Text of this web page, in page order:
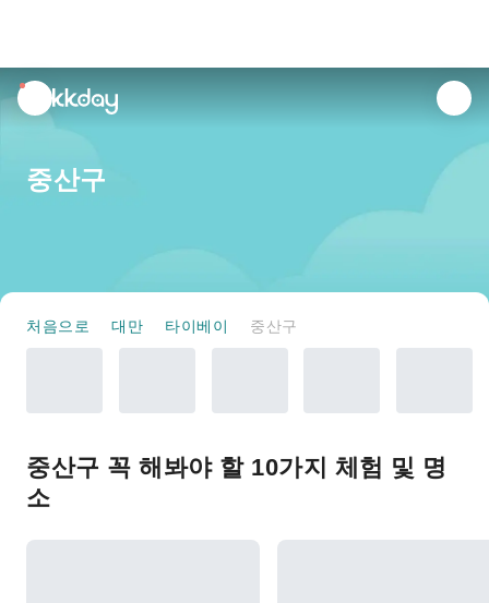
unread
notifications
중산구
처음으로 대만 타이베이 중산구
중산구 꼭 해봐야 할 10가지 체험 및 명
소